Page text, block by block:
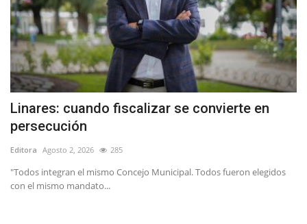
Linares: cuando fiscalizar se convierte en
persecución
Editora Agosto 2, 2026 285
"Todos integran el mismo Concejo Municipal. Todos fueron elegidos
con el mismo mandato...